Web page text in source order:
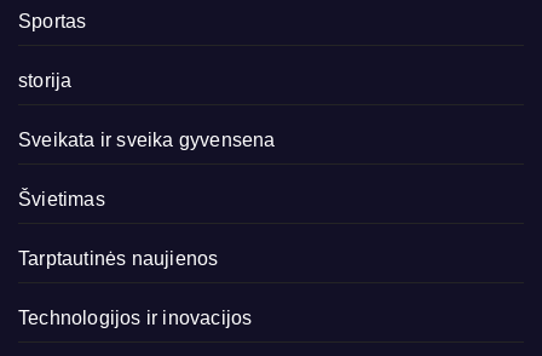
Sportas
storija
Sveikata ir sveika gyvensena
Švietimas
Tarptautinės naujienos
Technologijos ir inovacijos